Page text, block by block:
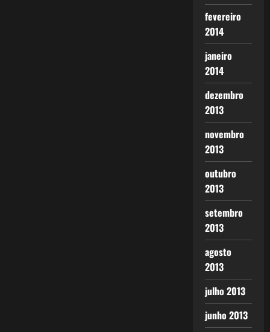
fevereiro
2014
janeiro
2014
dezembro
2013
novembro
2013
outubro
2013
setembro
2013
agosto
2013
julho 2013
junho 2013